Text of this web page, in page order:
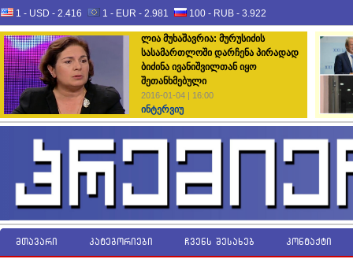
1 - USD - 2.416 1 - EUR - 2.981 100 - RUB - 3.922
ლია მუხაშავრია: მურუსიძის
სასამართლოში დარჩენა პირადად
ბიძინა ივანიშვილთან იყო
შეთანხმებული
2016-01-04 | 16:00
ინტერვიუ
მთავარი კატეგორიები ჩვენს შესახებ კონტაქტი